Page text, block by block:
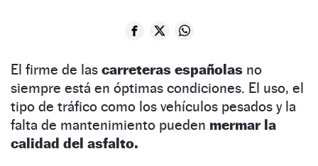
El firme de las carreteras españolas no
siempre está en óptimas condiciones. El uso, el
tipo de tráfico como los vehículos pesados y la
falta de mantenimiento pueden mermar la
calidad del asfalto.